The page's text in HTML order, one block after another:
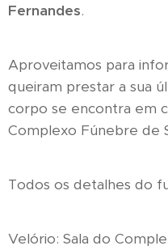
Fernandes.
Aproveitamos para
queiram prestar a sua
corpo se encontra em
Complexo Fúnebre de
Todos os detalhes do
Velório: Sala do